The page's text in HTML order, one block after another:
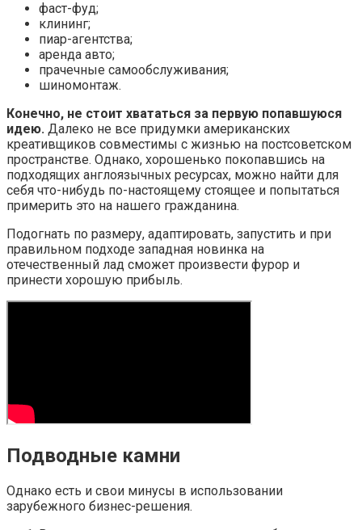
фаст-фуд;
клининг;
пиар-агентства;
аренда авто;
прачечные самообслуживания;
шиномонтаж.
Конечно, не стоит хвататься за первую попавшуюся
идею. Далеко не все придумки американских
креативщиков совместимы с жизнью на постсоветском
пространстве. Однако, хорошенько покопавшись на
подходящих англоязычных ресурсах, можно найти для
себя что-нибудь по-настоящему стоящее и попытаться
примерить это на нашего гражданина.
Подогнать по размеру, адаптировать, запустить и при
правильном подходе западная новинка на
отечественный лад сможет произвести фурор и
принести хорошую прибыль.
Подводные камни
Однако есть и свои минусы в использовании
зарубежного бизнес-решения.